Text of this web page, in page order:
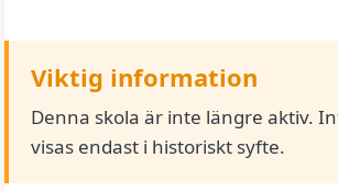
Viktig information
Denna skola är inte längre aktiv.
visas endast i historiskt syfte.